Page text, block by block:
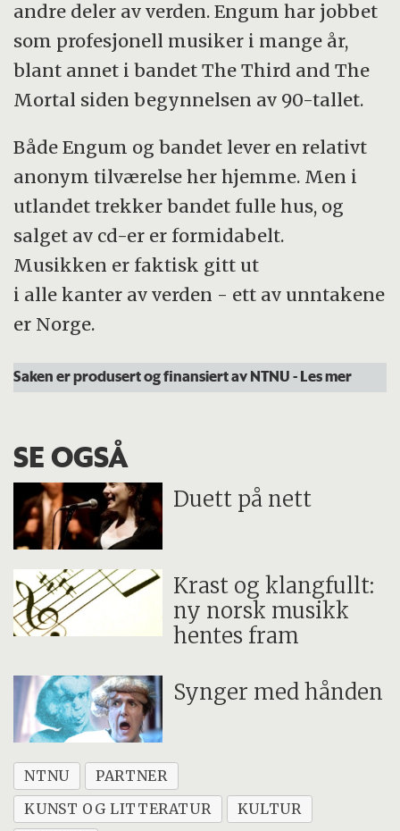
andre deler av verden. Engum har jobbet
som profesjonell musiker i mange år,
blant annet i bandet The Third and The
Mortal siden begynnelsen av 90-tallet.
Både Engum og bandet lever en relativt
anonym tilværelse her hjemme. Men i
utlandet trekker bandet fulle hus, og
salget av cd-er er formidabelt.
Musikken er faktisk gitt ut
i alle kanter av verden - ett av unntakene
er Norge.
Saken er produsert og finansiert av NTNU- Les mer
SE OGSÅ
Duett på nett
Krast og klangfullt:
ny norsk musikk
hentes fram
Synger med hånden
NTNU
PARTNER
KUNST OG LITTERATUR
KULTUR